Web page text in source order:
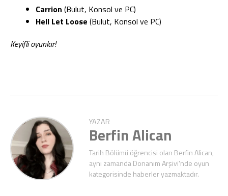
Carrion (Bulut, Konsol ve PC)
Hell Let Loose (Bulut, Konsol ve PC)
Keyifli oyunlar!
YAZAR
Berfin Alican
Tarih Bölümü öğrencisi olan Berfin Alican,
aynı zamanda Donanım Arşivi'nde oyun
kategorisinde haberler yazmaktadır.